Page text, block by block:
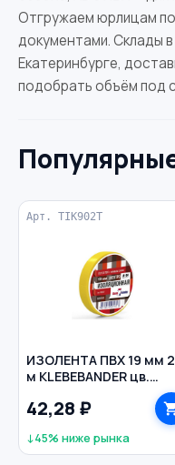
Отгружаем юрлицам
документами. Склады
Екатеринбурге,
подобрать объём под
Арт. TIK902T
ИЗОЛЕНТА ПВХ 19 мм
м KLEBEBANDER цв.
42,28 ₽
↓45% ниже рынка